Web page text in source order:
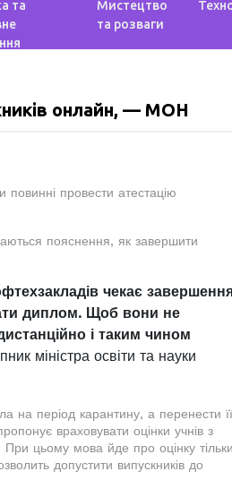
та
Мистецтво
та розваги
онлайн, — МОН
повинні провести атестацію
пояснення, як завершити
чекає
диплом. Щоб вони не
і таким чином
міністра освіти та науки
на період карантину, а перенести її
враховувати оцінки учнів з
цьому мова йде про оцінку тільки
допустити випускників до